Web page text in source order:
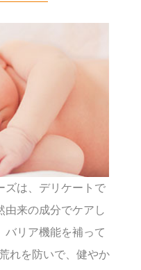
ズは、デリケートで
由来の成分でケアし
バリア機能を補って
れを防いで、健やか